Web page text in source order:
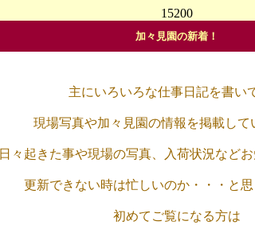
15200
加々見園の新着！
主にいろいろな仕事日記を書い
現場写真や加々見園の情報を掲載して
日々起きた事や現場の写真、入荷状況など
更新できない時は忙しいのか・・・と思
初めてご覧になる方は